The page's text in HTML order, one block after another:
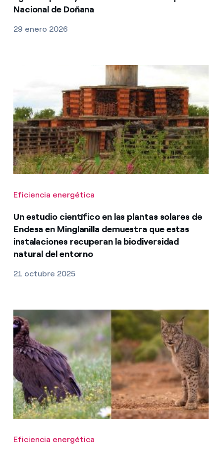
Nacional de Doñana
29 enero 2026
Eficiencia energética
Un estudio científico en las plantas solares de
Endesa en Minglanilla demuestra que estas
instalaciones recuperan la biodiversidad
natural del entorno
21 octubre 2025
Eficiencia energética